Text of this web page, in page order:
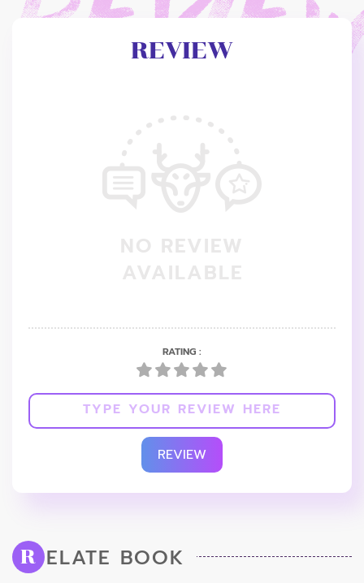
REVIEW
RATING :
REVIEW
R ELATE BOOK